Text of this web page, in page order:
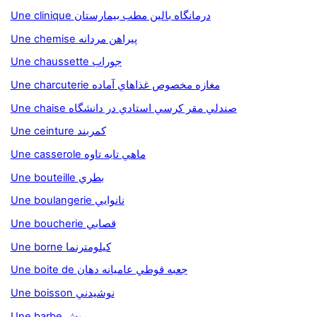
Une clinique درمانگاه بالين مطب بيمارستان
Une chemise پيراهن مردانه
Une chaussette جوراب
Une charcuterie مغازه مخصوص غذاهاي آماده
Une chaise صندلي مقر کرسي استادي در دانشگاه
Une ceinture کمربند
Une casserole ماهي تابه تاوه
Une bouteille بطري
Une boulangerie نانوايي
Une boucherie قصابي
Une borne كيلومترنما
Une boite de جعبه قوطي عاميانه دهان
Une boisson نوشيدني